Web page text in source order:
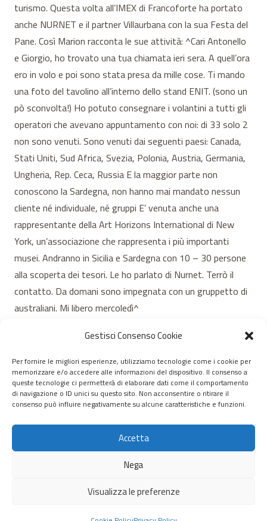
Gestisci Consenso Cookie
Per fornire le migliori esperienze, utilizziamo tecnologie come i cookie per
memorizzare e/o accedere alle informazioni del dispositivo. Il consenso a
queste tecnologie ci permetterà di elaborare dati come il comportamento
di navigazione o ID unici su questo sito. Non acconsentire o ritirare il
consenso può influire negativamente su alcune caratteristiche e funzioni.
Accetta
Nega
Visualizza le preferenze
turismo. Questa volta all’IMEX di Francoforte ha portato
anche NURNET e il partner Villaurbana con la sua Festa del
Pane. Così Marion racconta le sue attività: ^Cari Antonello
e Giorgio, ho trovato una tua chiamata ieri sera. A quell’ora
ero in volo e poi sono stata presa da mille cose. Ti mando
una foto del tavolino all’interno dello stand ENIT. (sono un
pò sconvolta!) Ho potuto consegnare i volantini a tutti gli
operatori che avevano appuntamento con noi: di 33 solo 2
non sono venuti. Sono venuti dai seguenti paesi: Canada,
Stati Uniti, Sud Africa, Svezia, Polonia, Austria, Germania,
Ungheria, Rep. Ceca, Russia E la maggior parte non
conoscono la Sardegna, non hanno mai mandato nessun
cliente né individuale, né gruppi E’ venuta anche una
rappresentante della Art Horizons International di New
York, un’associazione che rappresenta i più importanti
musei. Andranno in Sicilia e Sardegna con 10 – 30 persone
alla scoperta dei tesori. Le ho parlato di Nurnet. Terrò il
contatto. Da domani sono impegnata con un gruppetto di
australiani. Mi libero mercoledì^
Bravissima Marion, Siamo tutti con te… a presto MARION
© 2020 – 2026 Nurnet – La rete dei Nuraghi – webdesign:
antoniopalumbo.it
Home